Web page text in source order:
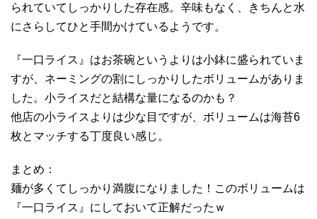
られていてしっかりした存在感。辛味もなく、きちんと水
にさらしてひと手間かけているようです。
『一口ライス』はお茶碗というよりは小鉢に盛られていま
すが、ネーミングの割にしっかりしたボリュームがありま
した。小ライスだと結構な量になるのかも？
他店の小ライスよりは少な目ですが、ボリュームは海苔6
枚とマッチする丁度良い感じ。
まとめ：
麺が多くてしっかり満腹になりました！このボリュームは
『一口ライス』にしておいて正解だったｗ